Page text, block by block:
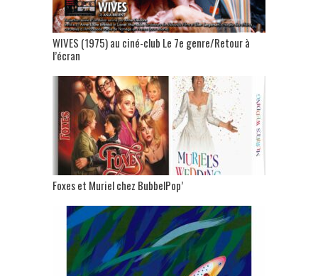
WIVES (1975) au ciné-club Le 7e genre/Retour à
l’écran
Foxes et Muriel chez BubbelPop’